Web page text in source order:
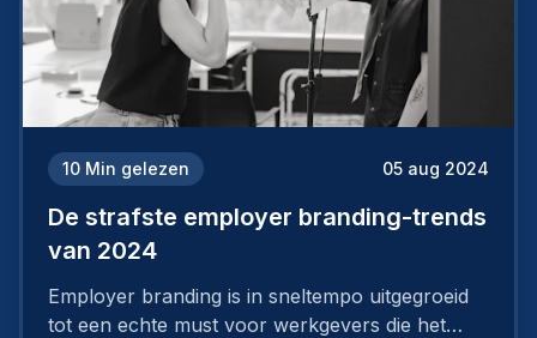
10 Min gelezen 05 aug 2024
De strafste employer branding-trends
van 2024
Employer branding is in sneltempo uitgegroeid
tot een echte must voor werkgevers die het